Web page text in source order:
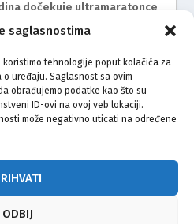
saglasnostima
koristimo tehnologije poput kolačića za
uređaju. Saglasnost sa ovim
obrađujemo podatke kao što su
ID-ovi na ovoj veb lokaciji.
može negativno uticati na određene
ODBIJ
dočekuje ultramaratonce
u Srebrenici i ove godine
Rijeke